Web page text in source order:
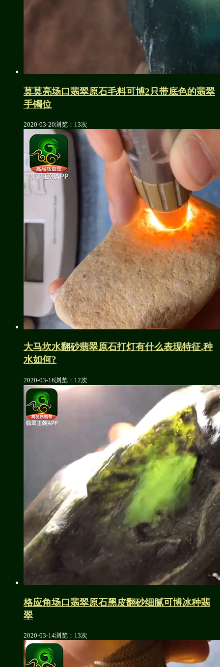
莫莫亮场口翡翠原石毛料可博2只带底色的翡翠
手镯位
2020-03-20浏览：13次
大马坎水翻砂翡翠原石打灯有什么表现特征,种
水如何?
2020-03-16浏览：12次
格应角场口翡翠原石黑皮翻砂细腻可博冰种翡
翠
2020-03-14浏览：13次